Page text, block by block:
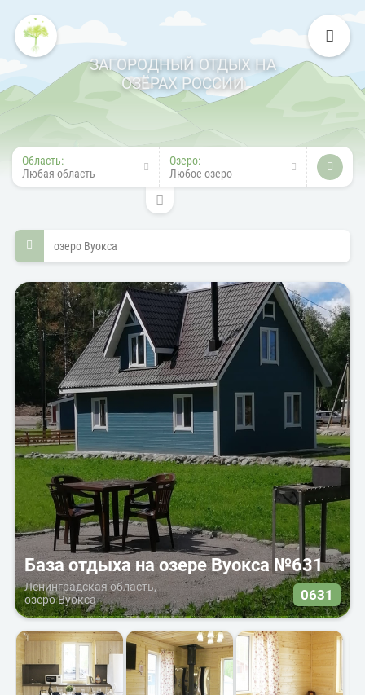
ЗАГОРОДНЫЙ ОТДЫХ НА
ОЗЁРАХ РОССИИ
Область:
Любая область
Озеро:
Любое озеро
озеро Вуокса
База отдыха на озере Вуокса №631
Ленинградская область,
озеро Вуокса
0631